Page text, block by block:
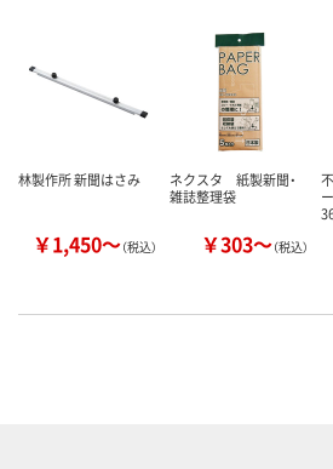
林製作所 新聞はさみ
￥1,450～（税込）
ネクスタ 紙製新聞・
雑誌整理袋
￥303～（税込）